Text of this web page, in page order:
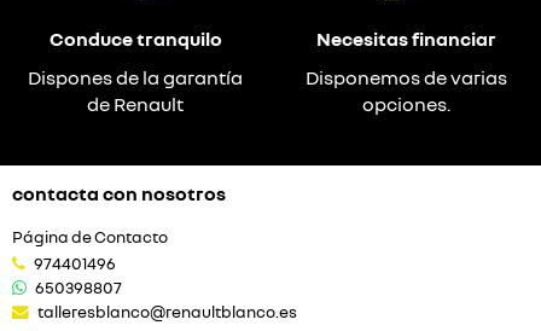
Conduce tranquilo
Dispones de la garantía
de Renault
Necesitas financiar
Disponemos de varias
opciones.
contacta con nosotros
Página de Contacto
974401496
650398807
talleresblanco@renaultblanco.es